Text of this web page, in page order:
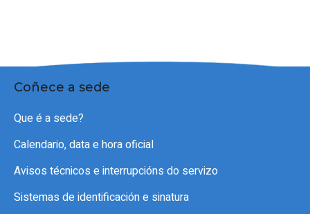
Coñece a sede
Que é a sede?
Calendario, data e hora oficial
Avisos técnicos e interrupcións do servizo
Sistemas de identificación e sinatura